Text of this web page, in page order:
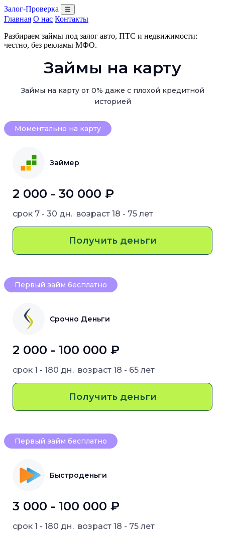
Залог-Проверка ☰
Главная О нас Контакты
Разбираем займы под залог авто, ПТС и недвижимости:
честно, без рекламы МФО.
Займы на карту
Займы на карту от 0% даже с плохой кредитной
историей
Моментально на карту
Займер
2 000 - 30 000 ₽
срок 7 - 30 дн. возраст 18 - 75 лет
Получить деньги
Первый займ бесплатно
Срочно Деньги
2 000 - 100 000 ₽
срок 1 - 180 дн. возраст 18 - 65 лет
Получить деньги
Первый займ бесплатно
Быстроденьги
3 000 - 100 000 ₽
срок 1 - 180 дн. возраст 18 - 75 лет